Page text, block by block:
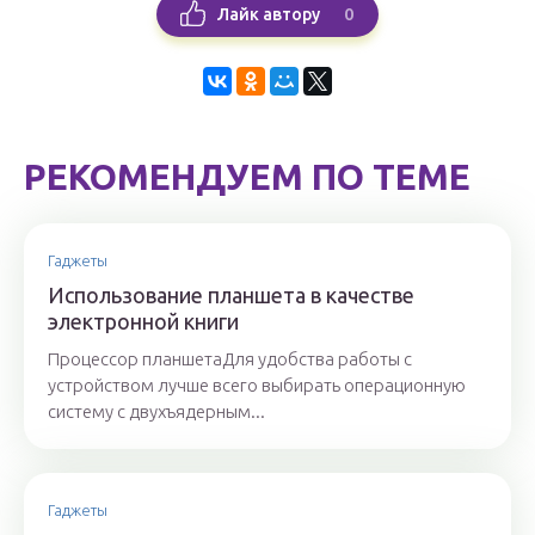
Лайк автору 0
РЕКОМЕНДУЕМ ПО ТЕМЕ
Гаджеты
Использование планшета в качестве
электронной книги
Процессор планшетаДля удобства работы с
устройством лучше всего выбирать операционную
систему с двухъядерным...
Гаджеты